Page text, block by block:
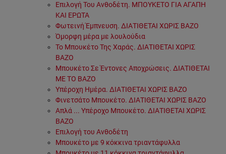
Επιλογή Του Ανθοδέτη. ΜΠΟΥΚΕΤΟ ΓΙΑ ΑΓΑΠΗ
ΚΑΙ ΕΡΩΤΑ
Φωτεινή Έμπνευση. ΔΙΑΤΙΘΕΤΑΙ ΧΩΡΙΣ ΒΑΖΟ
Όμορφη μέρα με λουλούδια
Το Μπουκέτο Της Χαράς. ΔΙΑΤΙΘΕΤΑΙ ΧΩΡΙΣ
ΒΑΖΟ
Μπουκέτο Σε Έντονες Αποχρώσεις. ΔΙΑΤΙΘΕΤΑΙ
ΜΕ ΤΟ ΒΑΖΟ
Υπέροχη Ημέρα. ΔΙΑΤΙΘΕΤΑΙ ΧΩΡΙΣ ΒΑΖΟ
Φινετσάτο Μπουκέτο. ΔΙΑΤΙΘΕΤΑΙ ΧΩΡΙΣ ΒΑΖΟ
Απλά ... Υπέροχο Μπουκέτο. ΔΙΑΤΙΘΕΤΑΙ ΧΩΡΙΣ
ΒΑΖΟ
Επιλογή του Ανθοδέτη
Μπουκέτο με 9 κόκκινα τριαντάφυλλα